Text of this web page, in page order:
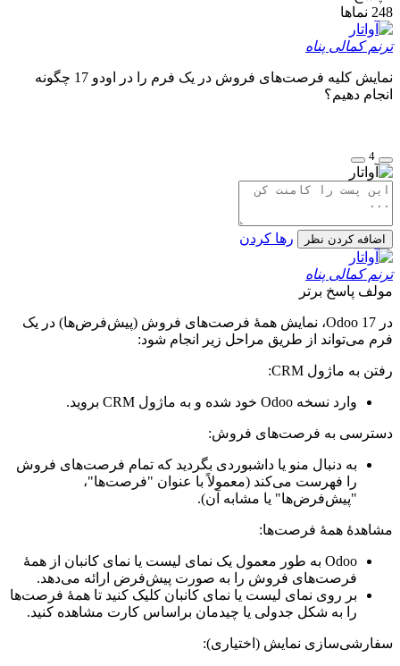
248 نماها
ترنم کمالی پناه
نمایش کلیه فرصت‌های فروش در یک فرم را در اودو 17 چگونه
انجام دهیم؟
4
اضافه کردن نظر رها کردن
ترنم کمالی پناه
مولف پاسخ برتر
در Odoo 17، نمایش همهٔ فرصت‌های فروش (پیش‌فرض‌ها) در یک
فرم می‌تواند از طریق مراحل زیر انجام شود:
رفتن به ماژول CRM:
وارد نسخه Odoo خود شده و به ماژول CRM بروید.
دسترسی به فرصت‌های فروش:
به دنبال منو یا داشبوردی بگردید که تمام فرصت‌های فروش
را فهرست می‌کند (معمولاً با عنوان "فرصت‌ها"،
"پیش‌فرض‌ها" یا مشابه آن).
مشاهدهٔ همهٔ فرصت‌ها:
Odoo به طور معمول یک نمای لیست یا نمای کانبان از همهٔ
فرصت‌های فروش را به صورت پیش‌فرض ارائه می‌دهد.
بر روی نمای لیست یا نمای کانبان کلیک کنید تا همهٔ فرصت‌ها
را به شکل جدولی یا چیدمان براساس کارت مشاهده کنید.
سفارشی‌سازی نمایش (اختیاری):